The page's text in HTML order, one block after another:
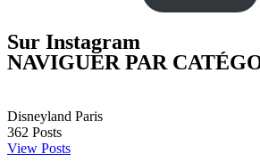
Sur Instagram
NAVIGUER PAR
Disneyland Paris
362 Posts
View Posts